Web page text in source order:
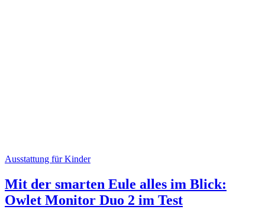
Ausstattung für Kinder
Mit der smarten Eule alles im Blick:
Owlet Monitor Duo 2 im Test